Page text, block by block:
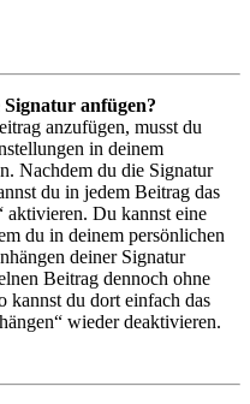
anfügen?
anzufügen, musst du
in deinem
Nachdem du die Signatur
du in jedem Beitrag das
aktivieren. Du kannst eine
du in deinem persönlichen
deiner Signatur
Beitrag dennoch ohne
kannst du dort einfach das
wieder deaktivieren.